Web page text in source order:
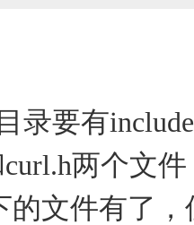
录要有
curl.h两个文
的文件有了